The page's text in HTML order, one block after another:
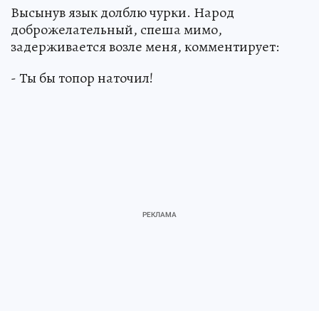
Высынув язык долблю чурки. Народ
доброжелательный, спеша мимо,
задерживается возле меня, комментирует:
- Ты бы топор наточил!